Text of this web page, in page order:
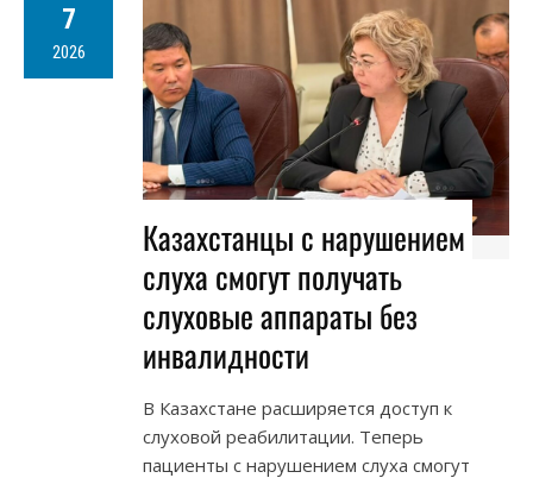
7
2026
Казахстанцы с нарушением
слуха смогут получать
слуховые аппараты без
инвалидности
В Казахстане расширяется доступ к
слуховой реабилитации. Теперь
пациенты с нарушением слуха смогут